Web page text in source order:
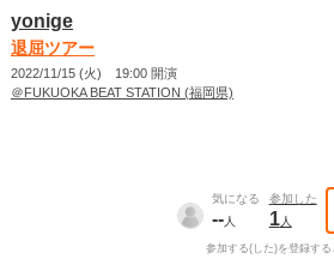
yonige
退屈ツアー
2022/11/15 (火) 19:00 開演
＠FUKUOKA BEAT STATION (福岡県)
気になる
--人
参加した
1人
参加する(した)を登録す